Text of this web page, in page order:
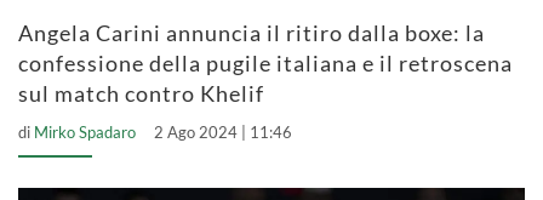
Angela Carini annuncia il ritiro dalla boxe: la
confessione della pugile italiana e il retroscena
sul match contro Khelif
di Mirko Spadaro 2 Ago 2024 | 11:46